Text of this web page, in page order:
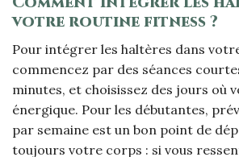
votre routine fitness ?
Pour intégrer les haltères dans
commencez par des séances
minutes, et choisissez des jours où
énergique. Pour les débutantes,
par semaine est un bon point de
toujours votre corps : si vous